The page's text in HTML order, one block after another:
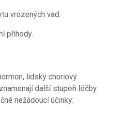
vrozených vad.
příhody.
lidský choriový
další stupeň léčby.
nežádoucí účinky: